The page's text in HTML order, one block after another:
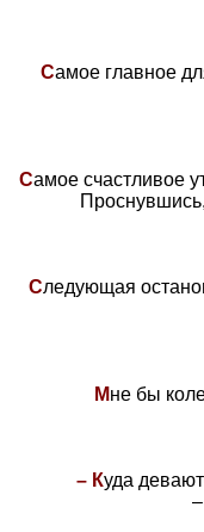
Самое главное
Самое счастливое
Проснувшись,
Следующая
Мне бы
– Куда